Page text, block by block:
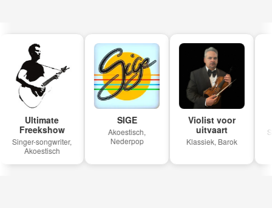
Ultimate
Freekshow
Singer-songwriter,
Akoestisch
SIGE
Akoestisch,
Nederpop
Violist voor
uitvaart
Klassiek, Barok